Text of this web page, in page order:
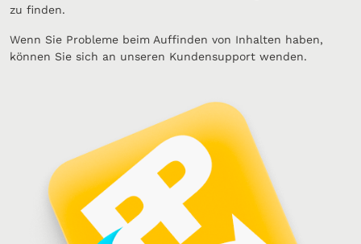
zu finden.
Wenn Sie Probleme beim Auffinden von Inhalten haben,
können Sie sich an unseren Kundensupport wenden.